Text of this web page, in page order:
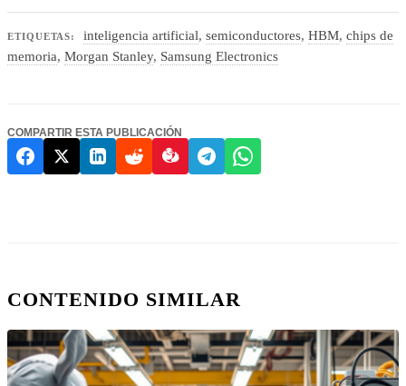
ETIQUETAS: inteligencia artificial, semiconductores, HBM, chips de
memoria, Morgan Stanley, Samsung Electronics
COMPARTIR ESTA PUBLICACIÓN
CONTENIDO SIMILAR